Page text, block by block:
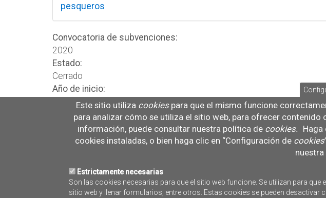
pesqueros
Convocatoria de subvenciones:
2020
Estado:
Cerrado
Año de inicio:
Año de finalización:
Ámbito de actuación:
Cantabria
Cataluña
Comunidad Valenciana
Este sitio utiliza cookiespara que el mismo funcione
para analizar cómo se utiliza el sitio web, para ofrecer contenido
información, puede consultar nuestra política de cookies. Haga
cookies instaladas, o bien haga clic en “Configuración de cookies
nuestra
Estrictamente necesarias
Son las cookies necesarias para que el sitio web funcione. Se utilizan para
sitio web y llenar formularios, entre otros. Estas cookies se pueden